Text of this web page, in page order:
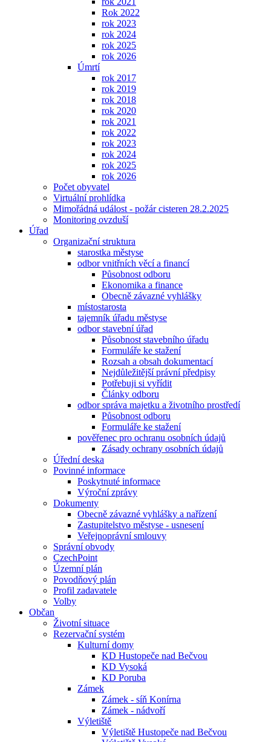
Rok 2022
rok 2023
rok 2024
rok 2025
rok 2026
Úmrtí
rok 2017
rok 2019
rok 2018
rok 2020
rok 2021
rok 2022
rok 2023
rok 2024
rok 2025
rok 2026
Počet obyvatel
Virtuální prohlídka
Mimořádná událost - požár cisteren 28.2.2025
Monitoring ovzduší
Úřad
Organizační struktura
starostka městyse
odbor vnitřních věcí a financí
Působnost odboru
Ekonomika a finance
Obecně závazné vyhlášky
místostarosta
tajemník úřadu městyse
odbor stavební úřad
Působnost stavebního úřadu
Formuláře ke stažení
Rozsah a obsah dokumentací
Nejdůležitější právní předpisy
Potřebuji si vyřídit
Články odboru
odbor správa majetku a životního prostředí
Působnost odboru
Formuláře ke stažení
pověřenec pro ochranu osobních údajů
Zásady ochrany osobních údajů
Úřední deska
Povinné informace
Poskytnuté informace
Výroční zprávy
Dokumenty
Obecně závazné vyhlášky a nařízení
Zastupitelstvo městyse - usnesení
Veřejnoprávní smlouvy
Správní obvody
CzechPoint
Územní plán
Povodňový plán
Profil zadavatele
Volby
Občan
Životní situace
Rezervační systém
Kulturní domy
KD Hustopeče nad Bečvou
KD Vysoká
KD Poruba
Zámek
Zámek - síň Konírna
Zámek - nádvoří
Výletiště
Výletiště Hustopeče nad Bečvou